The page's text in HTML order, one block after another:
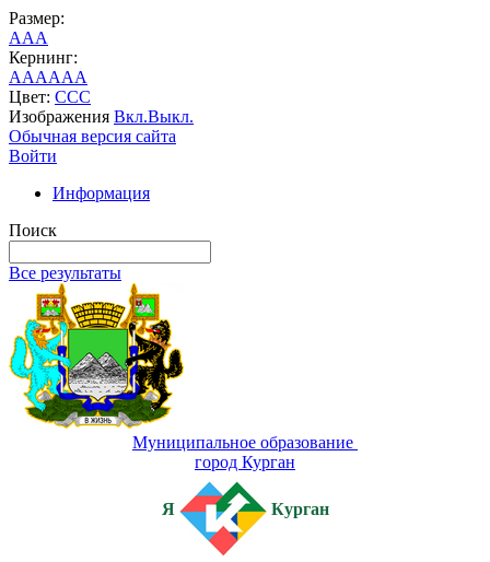
Размер:
AAA
Кернинг:
AAAAAA
Цвет: CCC
Изображения Вкл.Выкл.
Обычная версия сайта
Войти
Информация
Поиск
Все результаты
Муниципальное образование
город Курган
Я Курган